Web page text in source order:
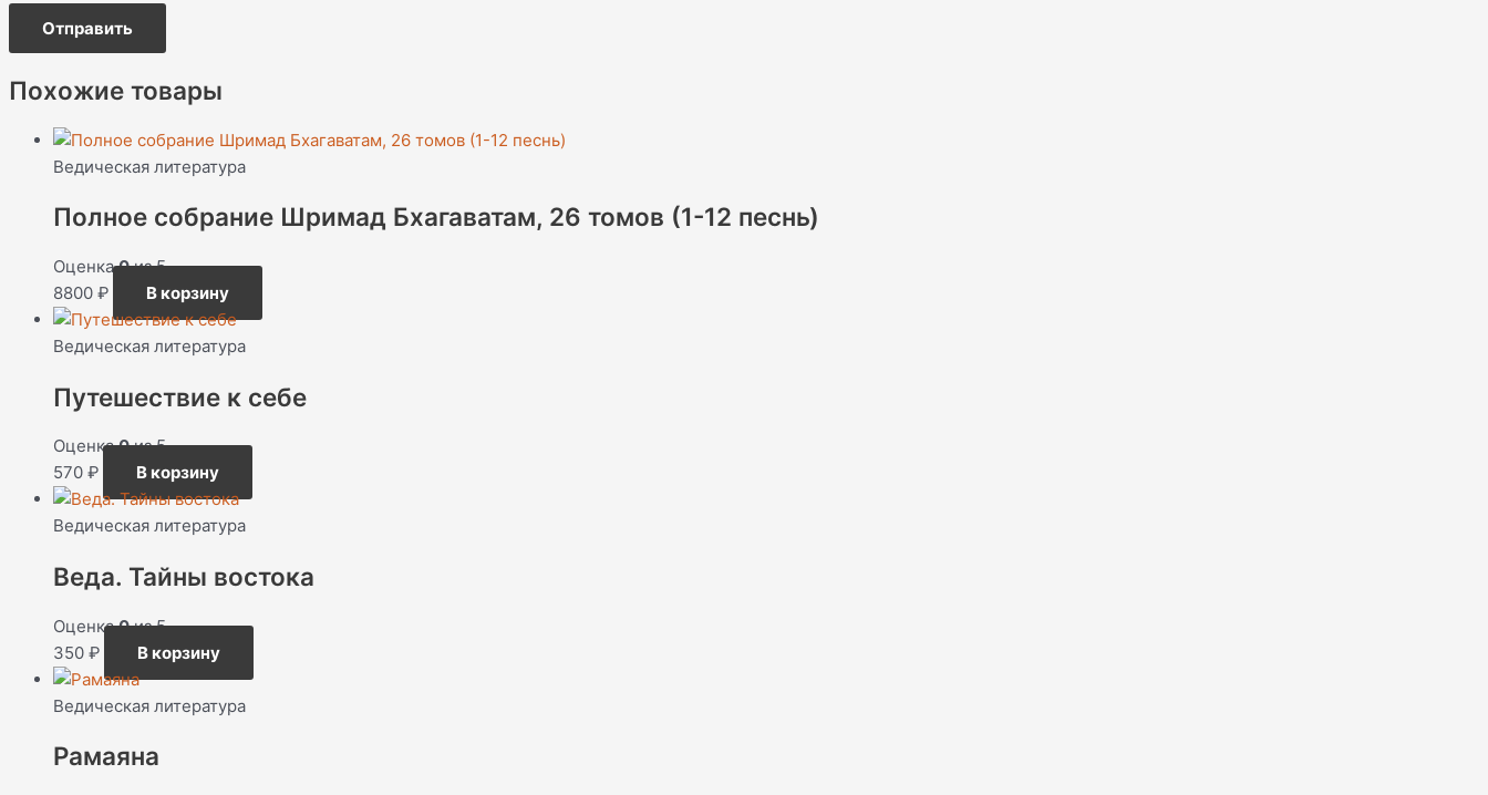
Похожие товары
Ведическая литература
Полное собрание Шримад Бхагаватам, 26 томов (1-12 песнь)
Оценка0из 5
8800 ₽ В корзину
Ведическая литература
Путешествие к себе
Оценка0из 5
570 ₽ В корзину
Ведическая литература
Веда. Тайны востока
Оценка0из 5
350 ₽ В корзину
Ведическая литература
Рамаяна